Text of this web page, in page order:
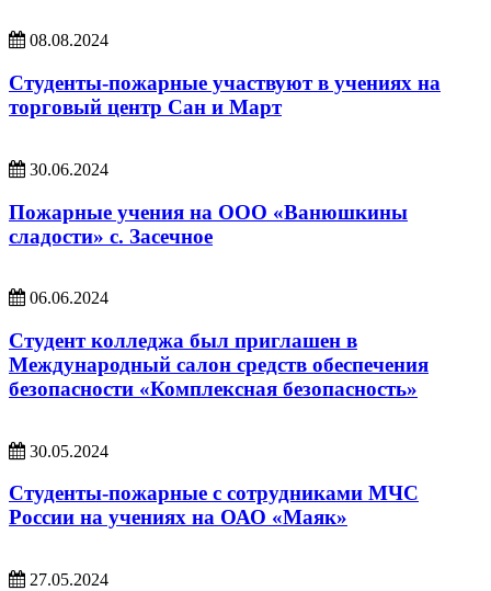
08.08.2024
Студенты-пожарные участвуют в учениях на
торговый центр Сан и Март
30.06.2024
Пожарные учения на ООО «Ванюшкины
сладости» с. Засечное
06.06.2024
Студент колледжа был приглашен в
Международный салон средств обеспечения
безопасности «Комплексная безопасность»
30.05.2024
Студенты-пожарные с сотрудниками МЧС
России на учениях на ОАО «Маяк»
27.05.2024